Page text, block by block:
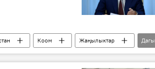
Коом
Жаңылыктар
Дагы